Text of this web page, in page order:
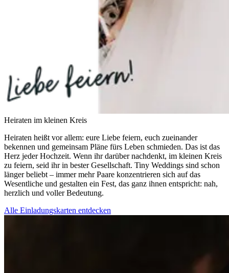
Heiraten im kleinen Kreis
Heiraten heißt vor allem: eure Liebe feiern, euch zueinander
bekennen und gemeinsam Pläne fürs Leben schmieden. Das ist das
Herz jeder Hochzeit. Wenn ihr darüber nachdenkt, im kleinen Kreis
zu feiern, seid ihr in bester Gesellschaft. Tiny Weddings sind schon
länger beliebt – immer mehr Paare konzentrieren sich auf das
Wesentliche und gestalten ein Fest, das ganz ihnen entspricht: nah,
herzlich und voller Bedeutung.
Alle Einladungskarten entdecken